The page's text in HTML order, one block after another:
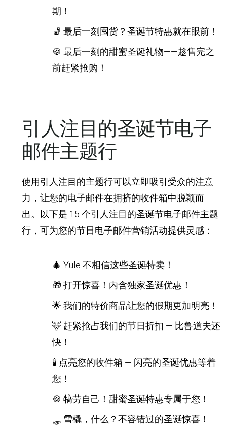
期！
🧦 最后一刻囤货？圣诞节特惠就在眼前！
🍪 最后一刻的甜蜜圣诞礼物——趁售完之
前赶紧抢购！
引人注目的圣诞节电子
邮件主题行
使用引人注目的主题行可以立即吸引受众的注意
力，让您的电子邮件在拥挤的收件箱中脱颖而
出。以下是 15 个引人注目的圣诞节电子邮件主题
行，可为您的节日电子邮件营销活动提供灵感：
🎄 Yule 不相信这些圣诞特卖！
🎁 打开惊喜！内含独家圣诞优惠！
🌟 我们的特价商品让您的假期更加明亮！
🦌 赶紧抢占我们的节日折扣 — 比鲁道夫还
快！
🕯️ 点亮您的收件箱 — 闪亮的圣诞优惠等着
您！
🍪 犒劳自己！甜蜜圣诞特惠专属于您！
🛷 雪橇，什么？不容错过的圣诞惊喜！